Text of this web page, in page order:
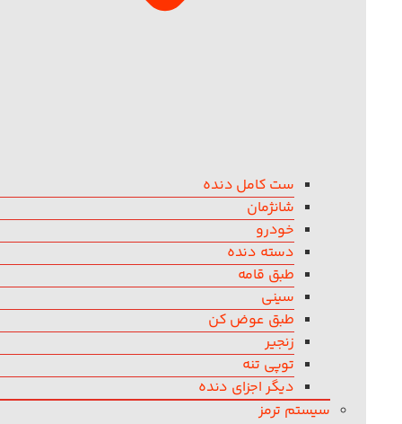
ست کامل دنده
شانژمان
خودرو
دسته دنده
طبق قامه
سینی
طبق عوض کن
زنجیر
توپی تنه
دیگر اجزای دنده
سیستم ترمز